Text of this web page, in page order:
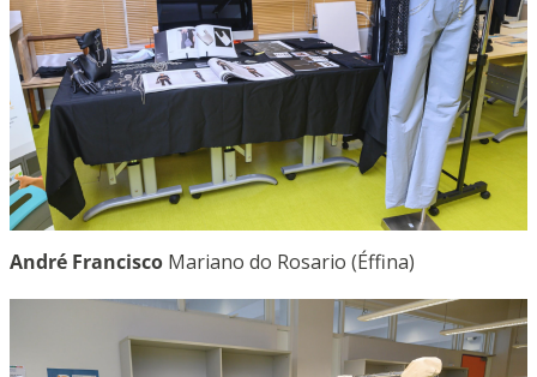
André Francisco Mariano do Rosario (Éffina)